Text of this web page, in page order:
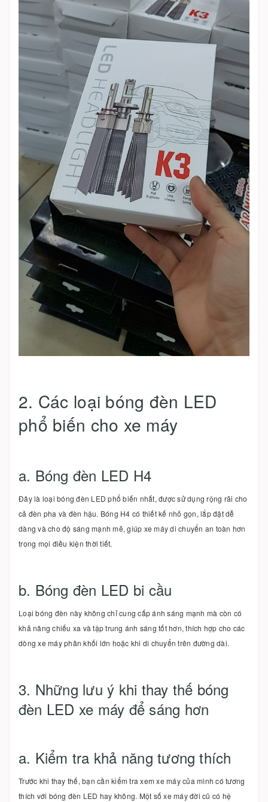
2. Các loại bóng đèn LED
phổ biến cho xe máy
a. Bóng đèn LED H4
Đây là loại bóng đèn LED phổ biến nhất, được sử dụng rộng rãi cho
cả đèn pha và đèn hậu. Bóng H4 có thiết kế nhỏ gọn, lắp đặt dễ
dàng và cho độ sáng mạnh mẽ, giúp xe máy di chuyển an toàn hơn
trong mọi điều kiện thời tiết.
b. Bóng đèn LED bi cầu
Loại bóng đèn này không chỉ cung cấp ánh sáng mạnh mà còn có
khả năng chiếu xa và tập trung ánh sáng tốt hơn, thích hợp cho các
dòng xe máy phân khối lớn hoặc khi di chuyển trên đường dài.
3. Những lưu ý khi thay thế bóng
đèn LED xe máy để sáng hơn
a. Kiểm tra khả năng tương thích
Trước khi thay thế, bạn cần kiểm tra xem xe máy của mình có tương
thích với bóng đèn LED hay không. Một số xe máy đời cũ có hệ